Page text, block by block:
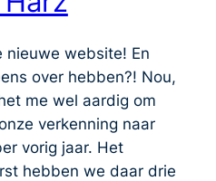
nieuwe website! En
over hebben?! Nou,
me wel aardig om
verkenning naar
vorig jaar. Het
hebben we daar drie